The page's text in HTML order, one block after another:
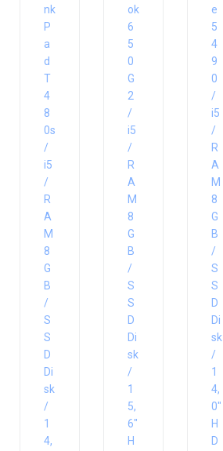
nk
P
a
d
T
4
8
0s
/
i5
/
R
A
M
8
G
B
/
S
S
D
Di
sk
/
1
4,
ok
6
5
0
G
2
/
i5
/
R
A
M
8
G
B
/
S
S
D
Di
sk
/
1
5,
6″
H
e
5
4
9
0
/
i5
/
R
A
M
8
G
B
/
S
S
D
Di
sk
/
1
4,
0″
H
D